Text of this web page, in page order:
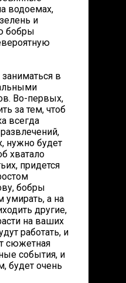
водоемах,
и
бобры
в
Во-первых,
за тем, чтоб
всегда
нужно будет
хватало
придется
бобры
умирать, а на
другие,
на ваших
работать, и
сюжетная
события, и
будет очень